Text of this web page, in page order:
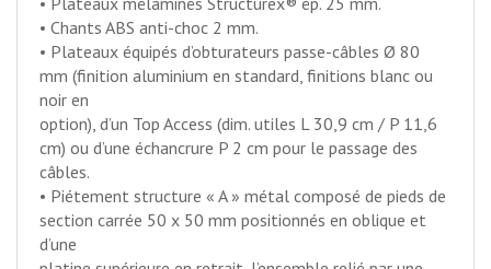
• Chants ABS anti-choc 2 mm.
• Plateaux équipés d’obturateurs passe-câbles Ø 80
mm (finition aluminium en standard, finitions blanc ou
noir en
option), d’un Top Access (dim. utiles L 30,9 cm / P 11,6
cm) ou d’une échancrure P 2 cm pour le passage des
câbles.
• Piétement structure « A » métal composé de pieds de
section carrée 50 x 50 mm positionnés en oblique et
d’une